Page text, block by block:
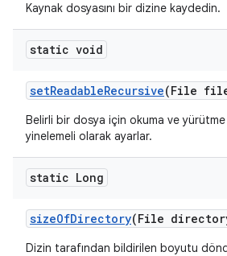
Kaynak dosyasını bir dizine kaydedin.
static void
setReadableRecursive(File
Belirli bir dosya için okuma ve
yinelemeli olarak ayarlar.
static Long
sizeOfDirectory(File
Dizin tarafından bildirilen boyutu